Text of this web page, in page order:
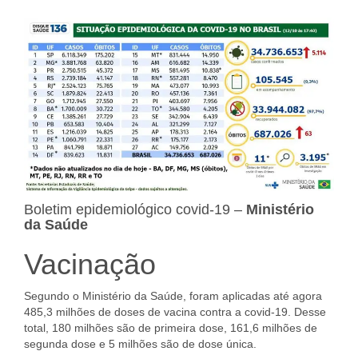
Boletim epidemiológico covid-19 – Ministério
da Saúde
Vacinação
Segundo o Ministério da Saúde, foram aplicadas até agora
485,3 milhões de doses de vacina contra a covid-19. Desse
total, 180 milhões são de primeira dose, 161,6 milhões de
segunda dose e 5 milhões são de dose única.